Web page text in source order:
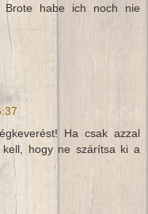
Brote habe ich noch nie
Ha csak azzal
hogy ne szárítsa ki a